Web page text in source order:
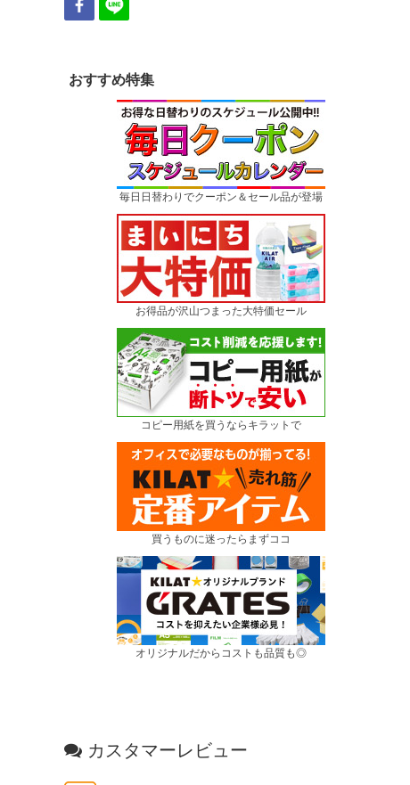
おすすめ特集
毎日日替わりでクーポン＆セール品が登場
お得品が沢山つまった大特価セール
コピー用紙を買うならキラットで
買うものに迷ったらまずココ
オリジナルだからコストも品質も◎
カスタマーレビュー